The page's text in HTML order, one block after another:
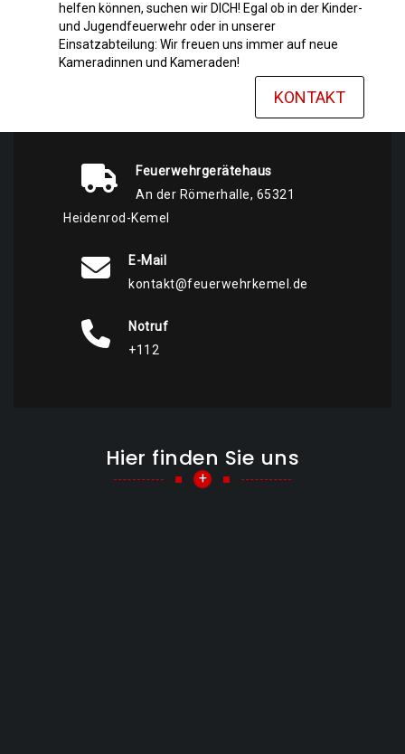
helfen können, suchen wir DICH! Egal ob in der Kinder-
und Jugendfeuerwehr oder in unserer
Einsatzabteilung: Wir freuen uns immer auf neue
Kameradinnen und Kameraden!
KONTAKT
Feuerwehrgerätehaus
An der Römerhalle, 65321
Heidenrod-Kemel
E-Mail
kontakt@feuerwehrkemel.de
Notruf
+112
Hier finden Sie uns
+